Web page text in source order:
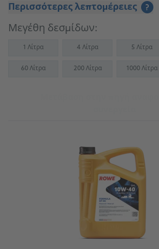
Περισσότερες λεπτομέρειες ?
Μεγέθη δεσμίδων:
1 Λίτρα 4 Λίτρα 5 Λίτρα
60 Λίτρα 200 Λίτρα 1000 Λίτρα